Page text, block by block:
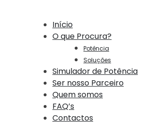
Início
O que Procura?
Potência
Soluções
Simulador de Potência
Ser nosso Parceiro
Quem somos
FAQ’s
Contactos